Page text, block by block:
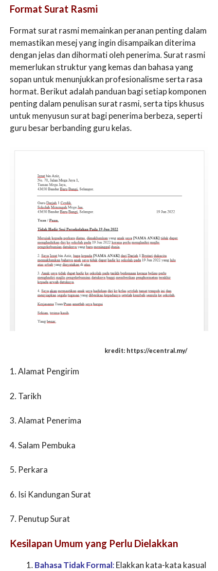
Format Surat Rasmi
Format surat rasmi memainkan peranan penting dalam
memastikan mesej yang ingin disampaikan diterima
dengan jelas dan dihormati oleh penerima. Surat rasmi
memerlukan struktur yang kemas dan bahasa yang
sopan untuk menunjukkan profesionalisme serta rasa
hormat. Berikut adalah panduan bagi setiap komponen
penting dalam penulisan surat rasmi, serta tips khusus
untuk menyusun surat bagi penerima berbeza, seperti
guru besar berbanding guru kelas.
kredit: https://ecentral.my/
1. Alamat Pengirim
2. Tarikh
3. Alamat Penerima
4. Salam Pembuka
5. Perkara
6. Isi Kandungan Surat
7. Penutup Surat
Kesilapan Umum yang Perlu Dielakkan
Bahasa Tidak Formal: Elakkan kata-kata kasual